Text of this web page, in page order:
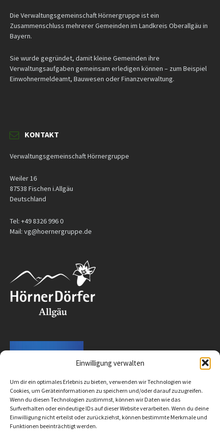
Einwilligung verwalten
Um dir ein optimales Erlebnis zu bieten, verwenden wir Technologien wie
Cookies, um Geräteinformationen zu speichern und/oder darauf zuzugreifen.
Wenn du diesen Technologien zustimmst, können wir Daten wie das
Surfverhalten oder eindeutige IDs auf dieser Website verarbeiten. Wenn du deine
Einwilligung nicht erteilst oder zurückziehst, können bestimmte Merkmale und
Funktionen beeinträchtigt werden.
Die Verwaltungsgemeinschaft Hörnergruppe ist ein
Zusammenschluss mehrerer Gemeinden im Landkreis Oberallgäu in
Bayern.
Sie wurde gegründet, damit kleine Gemeinden ihre
Verwaltungsaufgaben gemeinsam erledigen können – zum Beispiel
Einwohnermeldeamt, Bauwesen oder Finanzverwaltung.
KONTAKT
Verwaltungsgemeinschaft Hörnergruppe
Weiler 16
87538 Fischen i.Allgäu
Deutschland
Tel: +49 8326 996 0
Mail: vg@hoernergruppe.de